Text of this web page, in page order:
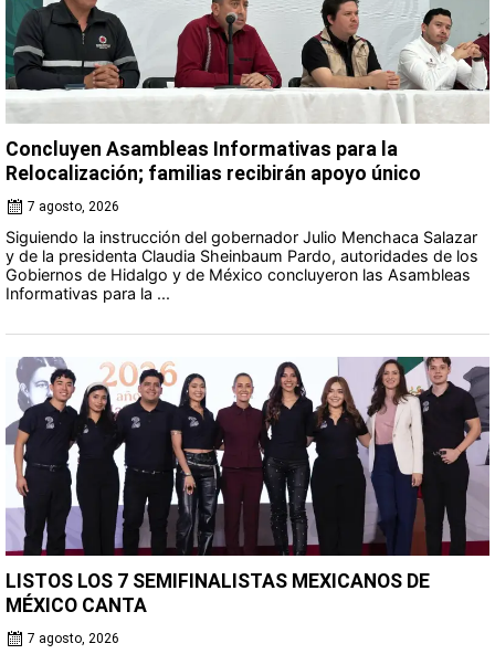
Concluyen Asambleas Informativas para la
Relocalización; familias recibirán apoyo único
7 agosto, 2026
Siguiendo la instrucción del gobernador Julio Menchaca Salazar
y de la presidenta Claudia Sheinbaum Pardo, autoridades de los
Gobiernos de Hidalgo y de México concluyeron las Asambleas
Informativas para la ...
LISTOS LOS 7 SEMIFINALISTAS MEXICANOS DE
MÉXICO CANTA
7 agosto, 2026